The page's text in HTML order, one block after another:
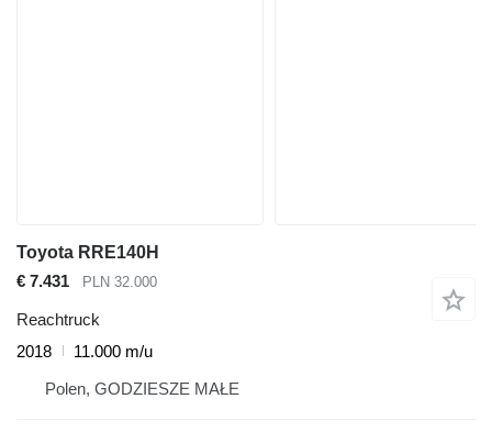
Toyota RRE140H
€ 7.431
PLN 32.000
Reachtruck
2018
11.000 m/u
Polen, GODZIESZE MAŁE